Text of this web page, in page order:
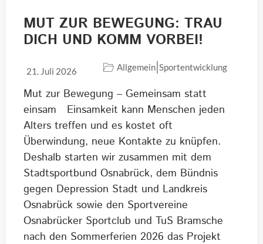
MUT ZUR BEWEGUNG: TRAU
DICH UND KOMM VORBEI!
21. Juli 2026 Allgemein Sportentwicklung
Mut zur Bewegung – Gemeinsam statt
einsam Einsamkeit kann Menschen jeden
Alters treffen und es kostet oft
Überwindung, neue Kontakte zu knüpfen.
Deshalb starten wir zusammen mit dem
Stadtsportbund Osnabrück, dem Bündnis
gegen Depression Stadt und Landkreis
Osnabrück sowie den Sportvereine
Osnabrücker Sportclub und TuS Bramsche
nach den Sommerferien 2026 das Projekt